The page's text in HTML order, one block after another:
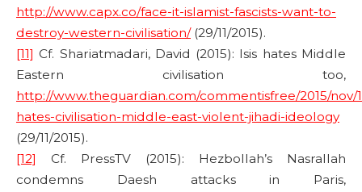
http://www.capx.co/face-it-islamist-fascists-want-to-
destroy-western-civilisation/(29/11/2015).
[11] Cf. Shariatmadari, David (2015): Isis hates Middle
Eastern civilisation too,
http://www.theguardian.com/commentisfree/2015/nov/
hates-civilisation-middle-east-violent-jihadi-ideology
(29/11/2015).
[12]
Cf. PressTV (2015): Hezbollah’s Nasrallah
condemns Daesh attacks in Paris,